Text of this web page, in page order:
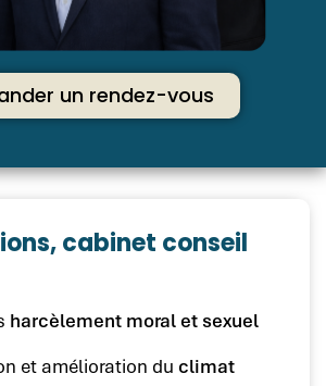
un rendez-vous
cabinet conseil
harcèlement moral et sexuel
et amélioration du climat